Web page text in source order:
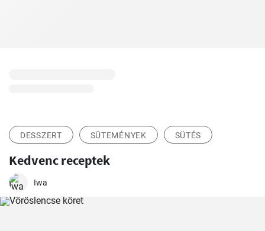
DESSZERT SÜTEMÉNYEK SÜTÉS
Kedvenc receptek
Iwa